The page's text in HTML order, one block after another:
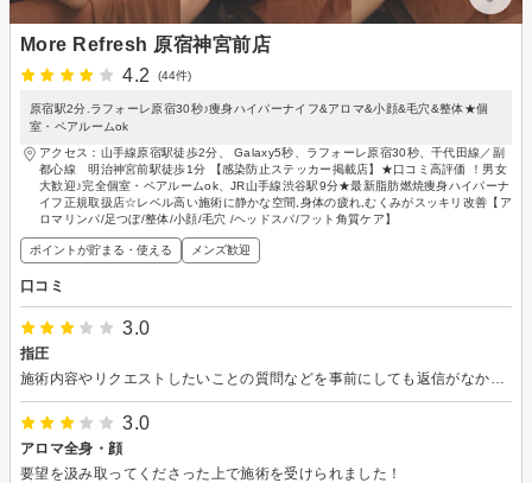
More Refresh 原宿神宮前店
4.2
(44件)
原宿駅2分.ラフォーレ原宿30秒♪痩身ハイパーナイフ&アロマ&小顔&毛穴&整体★個
室・ペアルームok
アクセス：山手線原宿駅徒歩2分、 Galaxy5秒、ラフォーレ原宿30秒、千代田線／副
都心線 明治神宮前駅徒歩1分 【感染防止ステッカー掲載店】★口コミ高評価 ！男女
大歓迎♪完全個室・ペアルームok、JR山手線渋谷駅9分★最新脂肪燃焼痩身ハイパーナ
イフ正規取扱店☆レベル高い施術に静かな空間,身体の疲れ,むくみがスッキリ改善【ア
ロマリンパ/足つぼ/整体/小顔/毛穴 /ヘッドスパ/フット角質ケア】
ポイントが貯まる・使える メンズ歓迎
口コミ
3.0
指圧
3.0
アロマ全身・顔
要望を汲み取ってくださった上で施術を受けられました！